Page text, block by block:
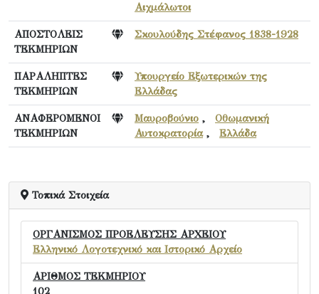
Αιχμάλωτοι
ΑΠΟΣΤΟΛΕΙΣ
ΤΕΚΜΗΡΙΩΝ
Σκουλούδης Στέφανος 1838-1928
ΠΑΡΑΛΗΠΤΕΣ
ΤΕΚΜΗΡΙΩΝ
Υπουργείο Εξωτερικών της
Ελλάδας
ΑΝΑΦΕΡΟΜΕΝΟΙ
ΤΕΚΜΗΡΙΩΝ
Μαυροβούνιο , Οθωμανική
Αυτοκρατορία, Ελλάδα
Τοπικά Στοιχεία
ΟΡΓΑΝΙΣΜΟΣ ΠΡΟΕΛΕΥΣΗΣ ΑΡΧΕΙΟΥ
Ελληνικό Λογοτεχνικό και Ιστορικό Αρχείο
ΑΡΙΘΜΟΣ ΤΕΚΜΗΡΙΟΥ
102